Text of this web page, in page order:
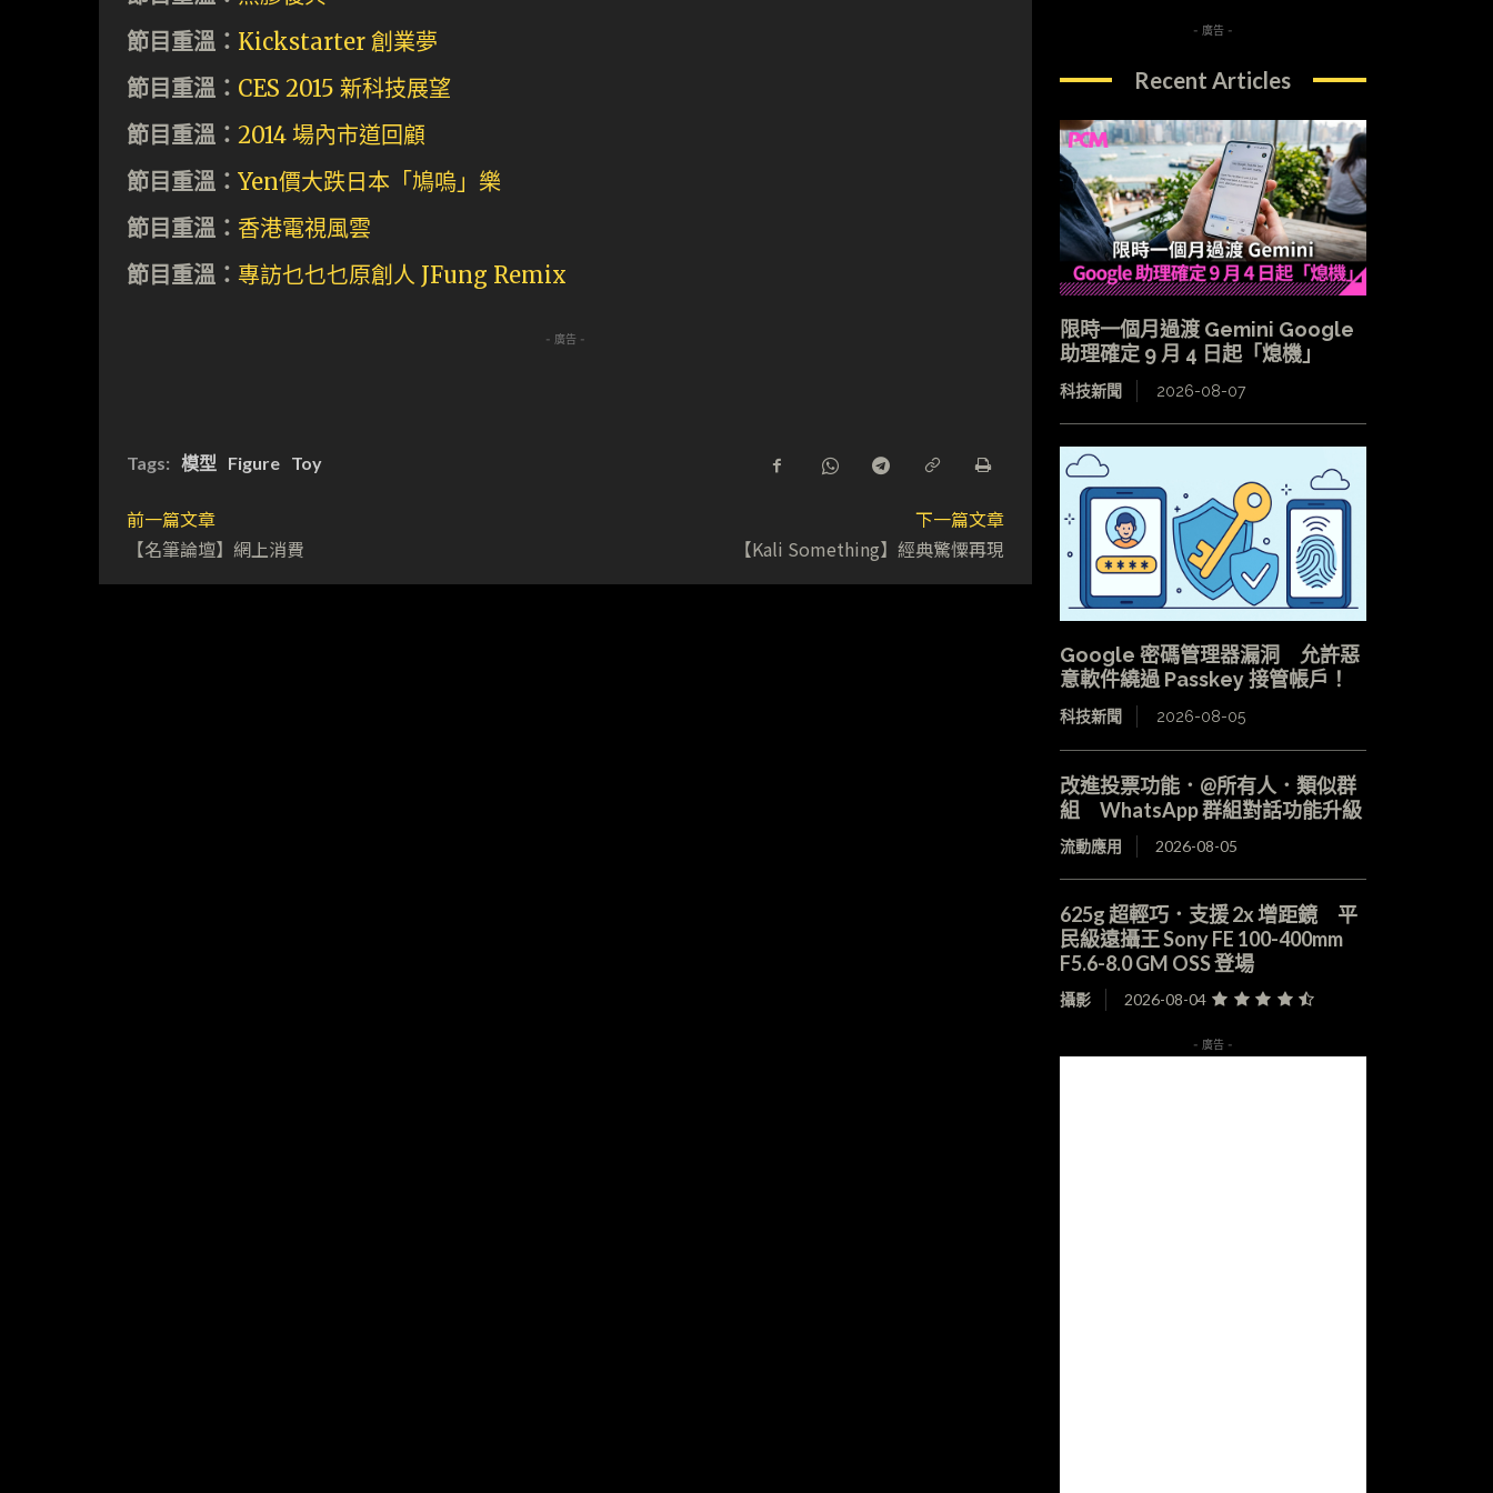
節目重溫： Kickstarter 創業夢
節目重溫： CES 2015 新科技展望
節目重溫： 2014 場內市道回顧
節目重溫： Yen價大跌日本「鳩嗚」樂
節目重溫： 香港電視風雲
節目重溫： 專訪乜乜乜原創人 JFung Remix
- 廣告 -
Tags: 模型 Figure Toy
前一篇文章
【名筆論壇】網上消費
下一篇文章
【Kali Something】經典驚憟再現
- 廣告 -
Recent Articles
限時一個月過渡 Gemini Google
助理確定 9 月 4 日起「熄機」
科技新聞 2026-08-07
Google 密碼管理器漏洞 允許惡
意軟件繞過 Passkey 接管帳戶！
科技新聞 2026-08-05
改進投票功能．@所有人．類似群
組 WhatsApp 群組對話功能升級
流動應用 2026-08-05
625g 超輕巧．支援 2x 增距鏡 平
民級遠攝王 Sony FE 100-400mm
F5.6-8.0 GM OSS 登場
攝影 2026-08-04
- 廣告 -